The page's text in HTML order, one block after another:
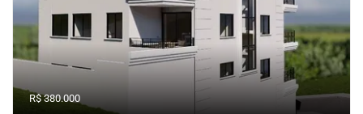
R$ 380.000